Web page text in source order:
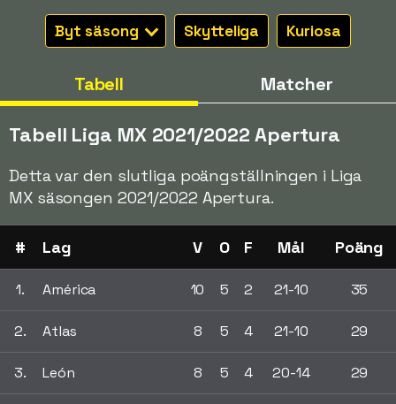
Byt säsong Skytteliga Kuriosa
Tabell Matcher
Tabell Liga MX 2021/2022 Apertura
Detta var den slutliga poängställningen i Liga
MX säsongen 2021/2022 Apertura.
# Lag V O F Mål Poäng
1. América 10 5 2 21-10 35
2. Atlas 8 5 4 21-10 29
3. León 8 5 4 20-14 29